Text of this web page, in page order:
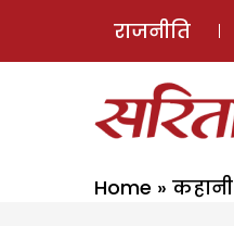
राजनीति
Home » कहानी